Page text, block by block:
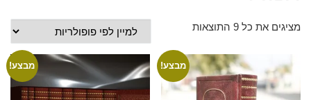
מציגים את כל ⁦9⁩ התוצאות
מבצע! מבצע!